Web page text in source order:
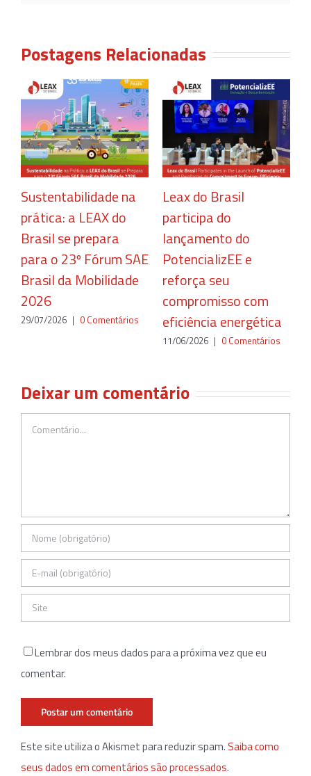
Postagens Relacionadas
Sustentabilidade na
prática: a LEAX do
Brasil se prepara
para o 23º Fórum SAE
Brasil da Mobilidade
2026
29/07/2026 | 0 Comentários
Leax do Brasil
participa do
lançamento do
PotencializEE e
reforça seu
compromisso com
eficiência energética
11/06/2026 | 0 Comentários
Deixar um comentário
Comentário
Lembrar dos meus dados para a próxima vez que eu
comentar.
Este site utiliza o Akismet para reduzir spam. Saiba como
seus dados em comentários são processados.